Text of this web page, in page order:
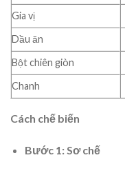
Gia vị
Dầu ăn
Bột chiên giòn
Chanh
Cách chế biến
Bước 1: Sơ chế